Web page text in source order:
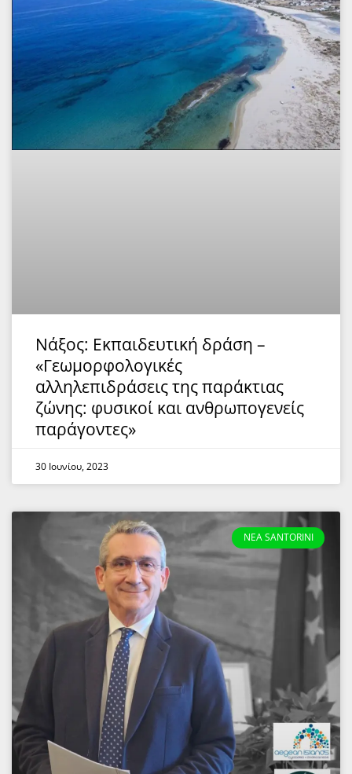
Νάξος: Εκπαιδευτική δράση –
«Γεωμορφολογικές
αλληλεπιδράσεις της παράκτιας
ζώνης: φυσικοί και ανθρωπογενείς
παράγοντες»
30 Ιουνίου, 2023
NEA SANTORINI